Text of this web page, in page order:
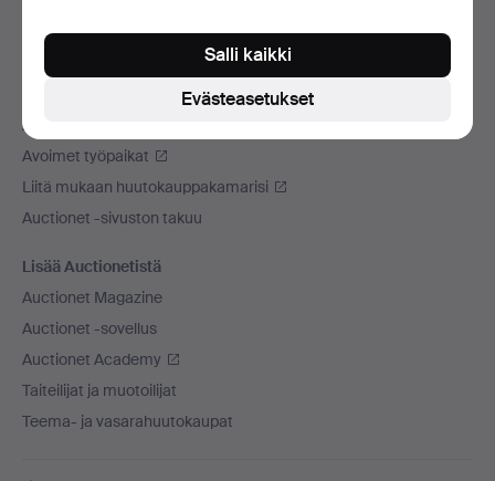
Sosiaaliset mediat
Auctionet -sivustosta
Avoimet työpaikat
Liitä mukaan huutokauppakamarisi
Auctionet -sivuston takuu
Lisää Auctionetistä
Auctionet Magazine
Auctionet -sovellus
Auctionet Academy
Taiteilijat ja muotoilijat
Teema- ja vasarahuutokaupat
Evästeasetukset
Salli kaikki